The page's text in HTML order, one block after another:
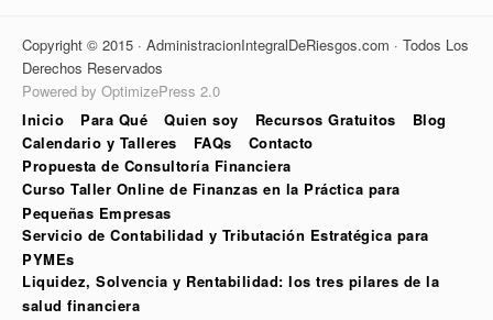
Copyright © 2015 · AdministracionIntegralDeRiesgos.com · Todos Los
Derechos Reservados
Powered by OptimizePress 2.0
Inicio
Para Qué Quien soy Recursos Gratuitos
Blog
Calendario y Talleres
FAQs
Contacto
Propuesta de Consultoría Financiera
Curso Taller Online de Finanzas en la Práctica para
Pequeñas Empresas
Servicio de Contabilidad y Tributación Estratégica para
PYMEs
Liquidez, Solvencia y Rentabilidad: los tres pilares de la
salud financiera